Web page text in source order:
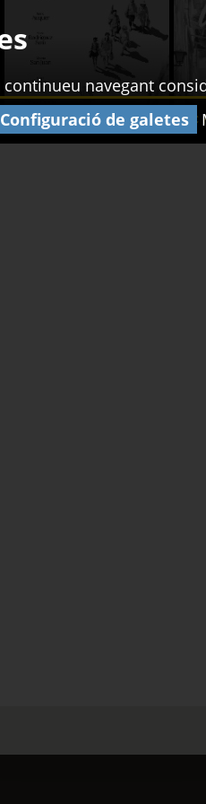
ABONAMENTS XEC
navegant
Configuració de galetes